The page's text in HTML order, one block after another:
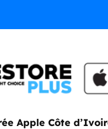
Apple Côte